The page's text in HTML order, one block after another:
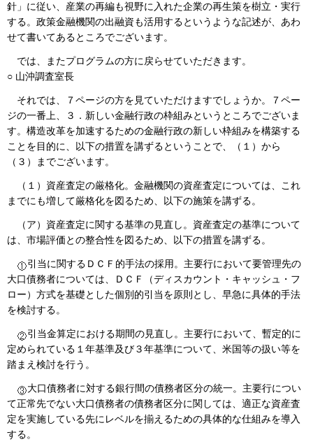
針」に従い、産業の再編も視野に入れた企業の再生策を樹立・実行
する。政策金融機関の出融資も活用するというような記述が、あわ
せて書いてあるところでございます。
では、またプログラムの方に戻らせていただきます。
○ 山沖調査室長
それでは、７ページの方を見ていただけますでしょうか。７ペー
ジの一番上、３．新しい金融行政の枠組みというところでございま
す。構造改革を加速するための金融行政の新しい枠組みを構築する
ことを目的に、以下の措置を講ずるということで、（１）から
（３）までございます。
（１）資産査定の厳格化。金融機関の資産査定については、これ
までにも増して厳格化を図るため、以下の施策を講ずる。
（ア）資産査定に関する基準の見直し。資産査定の基準について
は、市場評価との整合性を図るため、以下の措置を講ずる。
引当に関するＤＣＦ的手法の採用。主要行において要管理先の
大口債務者については、ＤＣＦ（ディスカウント・キャッシュ・フ
ロー）方式を基礎とした個別的引当を原則とし、早急に具体的手法
を検討する。
引当金算定における期間の見直し。主要行において、暫定的に
定められている１年基準及び３年基準について、米国等の扱い等を
踏まえ検討を行う。
大口債務者に対する銀行間の債務者区分の統一。主要行につい
て正常先でない大口債務者の債務者区分に関しては、適正な資産査
定を実施している先にレベルを揃えるための具体的な仕組みを導入
する。